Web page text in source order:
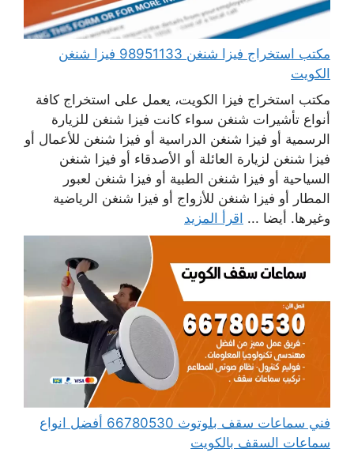
مكتب استخراج فيزا شنغن 98951133 فيزا شنغن
الكويت
مكتب استخراج فيزا الكويت، يعمل على استخراج كافة
أنواع تأشيرات شنغن سواء كانت فيزا شنغن للزيارة
الرسمية أو فيزا شنغن الدراسية أو فيزا شنغن للأعمال أو
فيزا شنغن لزيارة العائلة أو الأصدقاء أو فيزا شنغن
السياحية أو فيزا شنغن الطبية أو فيزا شنغن لعبور
المطار أو فيزا شنغن للأزواج أو فيزا شنغن الرياضية
وغيرها. أيضا ... اقرأ المزيد
فني سماعات سقف بلوتوث 66780530 أفضل انواع
سماعات السقف بالكويت